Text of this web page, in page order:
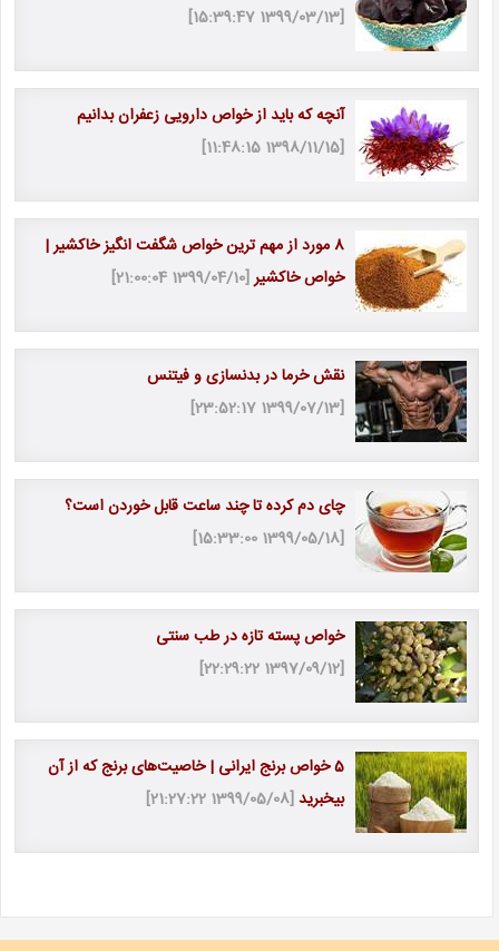
[1399/03/13 15:39:47]
آنچه که باید از خواص دارویی زعفران بدانیم
[1398/11/15 11:48:15]
8 مورد از مهم ترین خواص شگفت انگیز خاکشیر |
خواص خاکشیر[1399/04/10 21:00:04]
نقش خرما در بدنسازی و فیتنس
[1399/07/13 23:52:17]
چای دم کرده تا چند ساعت قابل خوردن است؟
[1399/05/18 15:33:00]
خواص پسته تازه در طب سنتی
[1397/09/12 22:29:22]
5 خواص برنج ایرانی | خاصیت‎‌های برنج که از آن
بی‎خبرید
[1399/05/08 21:27:22]